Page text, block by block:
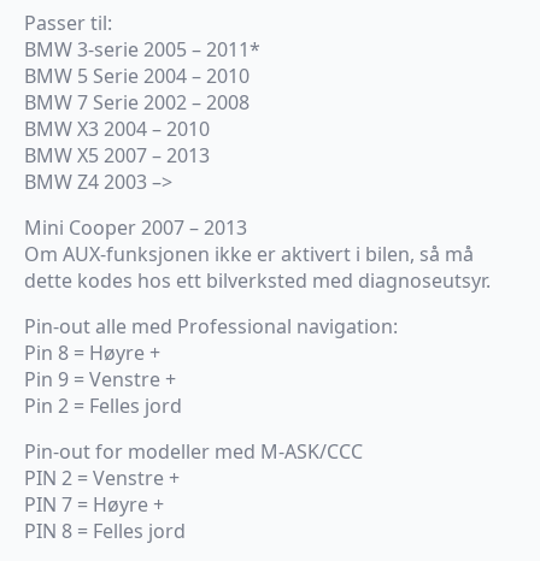
Passer til:
BMW 3-serie 2005 – 2011*
BMW 5 Serie 2004 – 2010
BMW 7 Serie 2002 – 2008
BMW X3 2004 – 2010
BMW X5 2007 – 2013
BMW Z4 2003 –>
Mini Cooper 2007 – 2013
Om AUX-funksjonen ikke er aktivert i bilen, så må
dette kodes hos ett bilverksted med diagnoseutsyr.
Pin-out alle med Professional navigation:
Pin 8 = Høyre +
Pin 9 = Venstre +
Pin 2 = Felles jord
Pin-out for modeller med M-ASK/CCC
PIN 2 = Venstre +
PIN 7 = Høyre +
PIN 8 = Felles jord